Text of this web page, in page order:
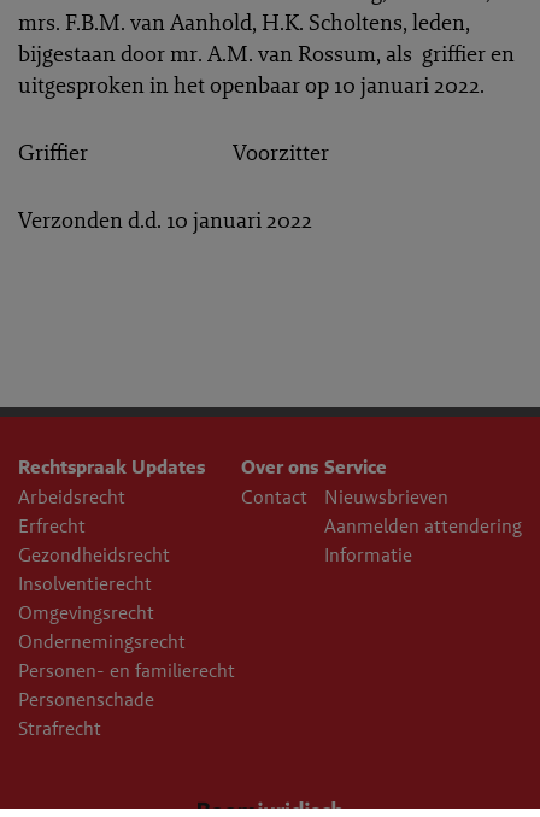
mrs. F.B.M. van Aanhold, H.K. Scholtens, leden,
bijgestaan door mr. A.M. van Rossum, als griffier en
uitgesproken in het openbaar op 10 januari 2022.
Griffier Voorzitter
Verzonden d.d. 10 januari 2022
Rechtspraak Updates
Arbeidsrecht
Erfrecht
Gezondheidsrecht
Insolventierecht
Omgevingsrecht
Ondernemingsrecht
Personen- en familierecht
Personenschade
Strafrecht
Over ons
Contact
Service
Nieuwsbrieven
Aanmelden attendering
Informatie